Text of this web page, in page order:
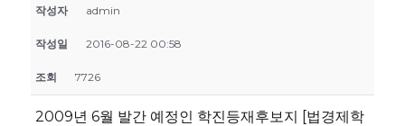
작성자 admin
작성일 2016-08-22 00:58
조회 7726
2009년 6월 발간 예정인 학진등재후보지 [법경제학